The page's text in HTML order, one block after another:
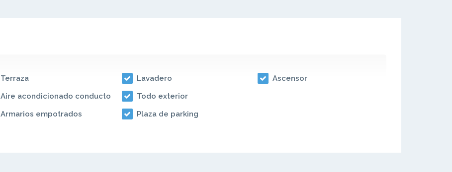
Terraza
Aire acondicionado conducto
Armarios empotrados
Lavadero
Todo exterior
Plaza de parking
Ascensor